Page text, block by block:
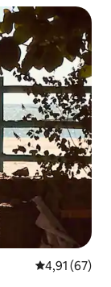
Gemiddelde
4,91 (67)